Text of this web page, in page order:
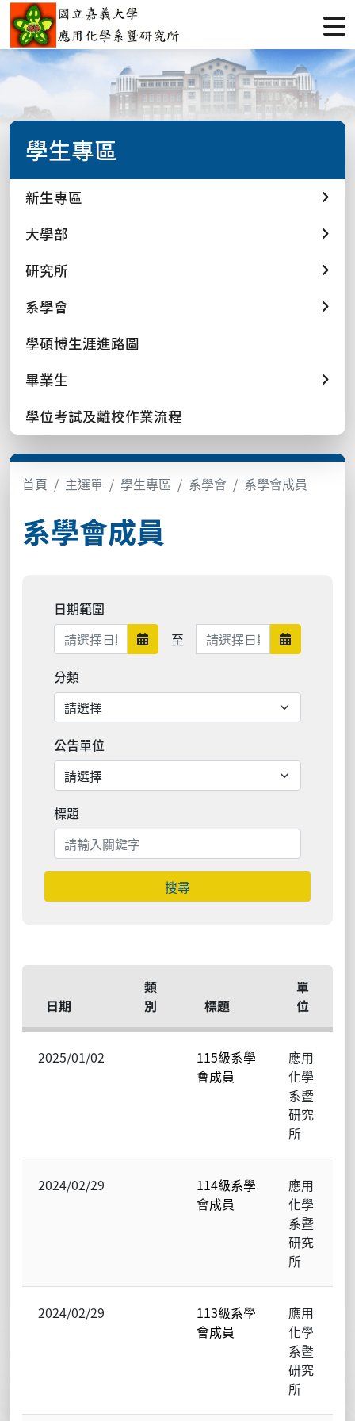
學生專區
新生專區
大學部
研究所
系學會
學碩博生涯進路圖
畢業生
學位考試及離校作業流程
首頁 主選單 學生專區 系學會 系學會成員
系學會成員
日期範圍
日期範圍開始
至 日期範圍結束 日期範圍
分類
公告單位
標題
搜尋
日期
類
別
標題
單
位
2025/01/02
115級系學
會成員
應用
化學
系暨
研究
所
2024/02/29
114級系學
會成員
應用
化學
系暨
研究
所
2024/02/29
113級系學
會成員
應用
化學
系暨
研究
所